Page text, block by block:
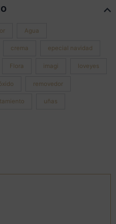
Agua
crema epecial navidad
Flora imagi loveyes
removedor
uñas